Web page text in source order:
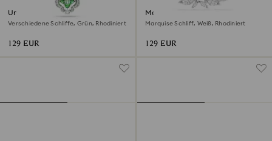
Una Angelic Anhänger
Verschiedene Schliffe, Grün, Rhodiniert
129 EUR
Mesmera Halskette
Marquise Schliff, Weiß, Rhodiniert
129 EUR